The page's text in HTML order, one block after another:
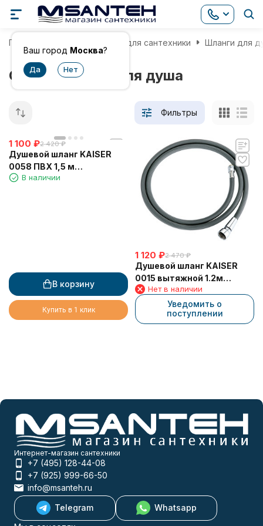
Ваш город Москва?
Главная Комплектующие для сантехники Шланги для
Серые шланги для душа
Фильтры
1 100 ₽2 420 ₽
Душевой шланг KAISER
0058 ПВХ 1,5 м
усилленный
В наличии
В корзину
Купить в 1 клик
1 120 ₽2 470 ₽
Душевой шланг KAISER
0015 вытяжной 1.2м
нейлоновый (серый)
1/2"*3/8"
Нет в наличии
Уведомить о
поступлении
Интернет-магазин сантехники
+7 (495) 128-44-08
+7 (925) 999-66-50
info@msanteh.ru
Telegram
Whatsapp